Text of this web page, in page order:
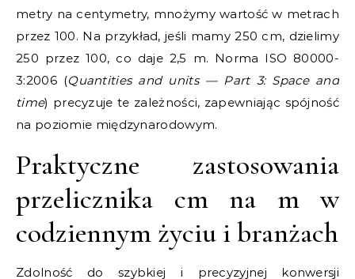
metry na centymetry, mnożymy wartość w metrach
przez 100. Na przykład, jeśli mamy 250 cm, dzielimy
250 przez 100, co daje 2,5 m. Norma ISO 80000-
3:2006 (Quantities and units — Part 3: Space and
time) precyzuje te zależności, zapewniając spójność
na poziomie międzynarodowym.
Praktyczne zastosowania
przelicznika cm na m w
codziennym życiu i branżach
Zdolność do szybkiej i precyzyjnej konwersji